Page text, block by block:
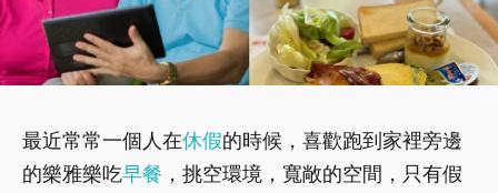
最近常常一個人在休假的時候，喜歡跑到家裡旁邊
的樂雅樂吃早餐 ，挑空環境，寬敞的空間，只有假